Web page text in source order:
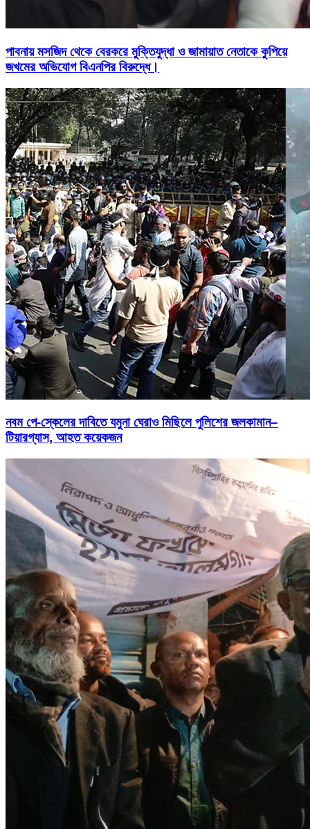
পাবনায় মসজিদ থেকে বেরকরে মুক্তিযুদ্ধা ও জামায়াত নেতাকে কুপিয়ে
জখমের অভিযোগ বিএনপির বিরুদ্ধে।
নবম পে-স্কেলের দাবিতে যমুনা ঘেরাও মিছিলে পুলিশের জলকামান–
টিয়ারগ্যাস, আহত কয়েকজন